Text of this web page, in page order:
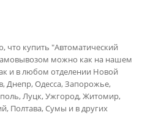
купить "Автоматический
можно как на нашем
и в любом отделении Новой
Днепр, Одесса, Запорожье,
Луцк, Ужгород, Житомир,
Полтава, Сумы и в других